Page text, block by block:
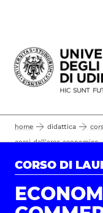
Passa al
home didattica
corsi dell'area economico
economia e commercio
CORSO DI